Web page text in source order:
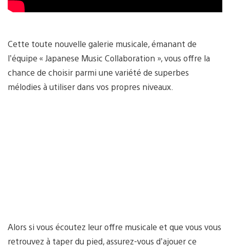
Cette toute nouvelle galerie musicale, émanant de
l’équipe « Japanese Music Collaboration », vous offre la
chance de choisir parmi une variété de superbes
mélodies à utiliser dans vos propres niveaux.
Alors si vous écoutez leur offre musicale et que vous vous
retrouvez à taper du pied, assurez-vous d’ajouer ce